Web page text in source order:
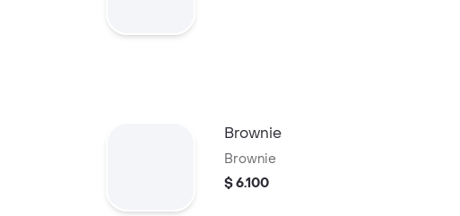
Brownie
Brownie
$ 6.100